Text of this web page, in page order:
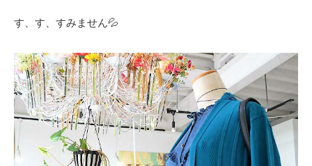
す、す、すみません💦